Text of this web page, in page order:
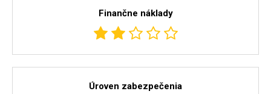
Finančne náklady
Úroven zabezpečenia